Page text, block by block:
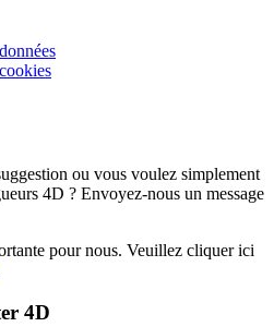
ou vous voulez simplement
4D ? Envoyez-nous un message
pour nous. Veuillez cliquer ici
4D